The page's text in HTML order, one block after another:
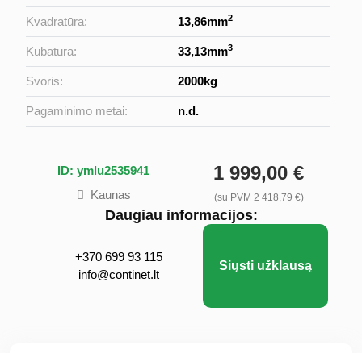
Kvadratūra: 13,86mm2
Kubatūra: 33,13mm3
Svoris: 2000kg
Pagaminimo metai: n.d.
ID: ymlu2535941
Kaunas
1 999,00 €
(su PVM 2 418,79 €)
Daugiau informacijos:
+370 699 93 115
info@continet.lt
Siųsti užklausą